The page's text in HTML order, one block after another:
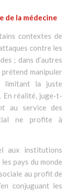
de la médecine
contextes de
contre les
; dans d’autres
manipuler
limitant la juste
En réalité, juge-t-
au service des
ne profite à
aux institutions
pays du monde
au profit de
conjuguant les